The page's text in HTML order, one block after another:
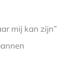
mij kan zijn”